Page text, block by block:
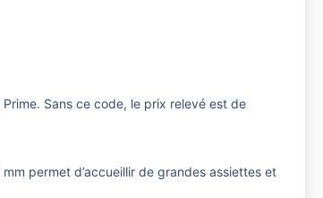
Prime. Sans ce code, le prix relevé est de
permet d’accueillir de grandes assiettes et